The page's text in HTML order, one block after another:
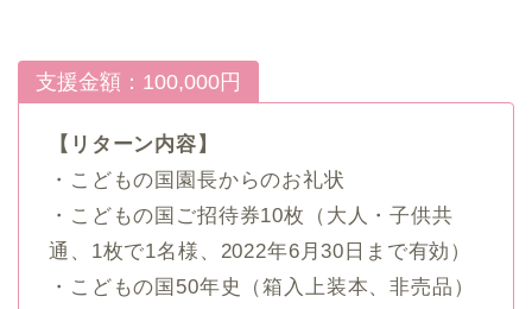
支援金額：100,000円
【リターン内容】
・こどもの国園長からのお礼状
・こどもの国ご招待券10枚（大人・子供共
通、1枚で1名様、2022年6月30日まで有効）
・こどもの国50年史（箱入上装本、非売品）